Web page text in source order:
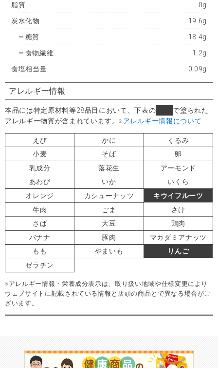
脂質 0g
炭水化物 19.6g
糖質 18.4g
食物繊維 1.2g
食塩相当量 0.09g
アレルギー情報
本品には特定原材料等28品目において、下表の
で塗られた
アレルギー物質が含まれています。※アレルギー情報について
えび かに
くるみ
小麦
そば
卵
乳成分
落花生
アーモンド
あわび
いか
いくら
オレンジ
カシューナッツ
キウイフルーツ
牛肉
ごま
さけ
さば
大豆
鶏肉
バナナ
豚肉
マカダミアナッツ
もも
やまいも
りんご
ゼラチン
※アレルギー情報・栄養成分表示は、取り扱い地域や仕様変更により
ウェブサイトに記載されている情報と店頭の商品とで異なる場合がご
ざいます。